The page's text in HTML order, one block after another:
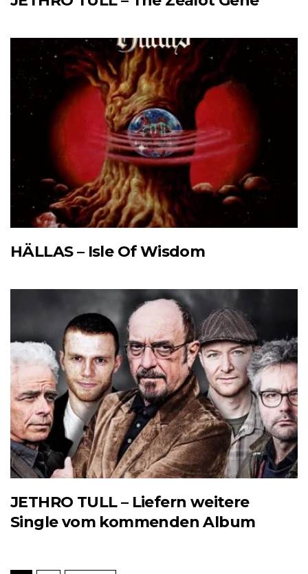
HÄLLAS – Isle Of Wisdom
JETHRO TULL – Liefern weitere
Single vom kommenden Album